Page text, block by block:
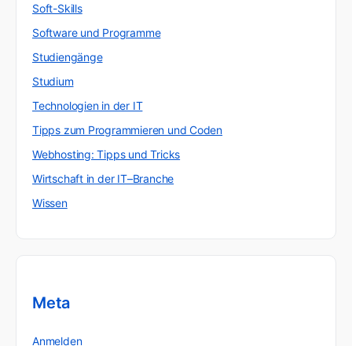
Soft-Skills
Software und Programme
Studiengänge
Studium
Technologien in der IT
Tipps zum Programmieren und Coden
Webhosting: Tipps und Tricks
Wirtschaft in der IT–Branche
Wissen
Meta
Anmelden